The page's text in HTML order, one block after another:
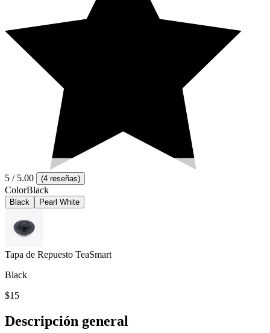
5 / 5.00 (4 reseñas)
ColorBlack
Black Pearl White
Tapa de Repuesto TeaSmart
Black
$15
Descripción general